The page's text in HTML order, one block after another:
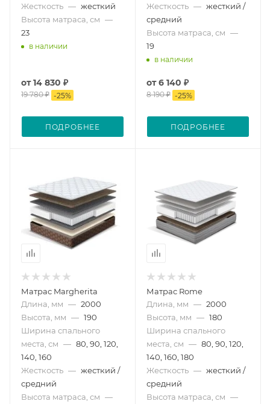
Жесткость — жесткий
Высота матраса, см —
23
в наличии
от14 830 ₽
19 780 ₽ -25%
ПОДРОБНЕЕ
Жесткость — жесткий /
средний
Высота матраса, см —
19
в наличии
от6 140 ₽
8 190 ₽ -25%
ПОДРОБНЕЕ
Матрас Margherita
Длина, мм — 2000
Высота, мм — 190
Ширина спального
места, см — 80, 90, 120,
140, 160
Жесткость — жесткий /
средний
Высота матраса, см —
Матрас Rome
Длина, мм — 2000
Высота, мм — 180
Ширина спального
места, см — 80, 90, 120,
140, 160, 180
Жесткость — жесткий /
средний
Высота матраса, см —